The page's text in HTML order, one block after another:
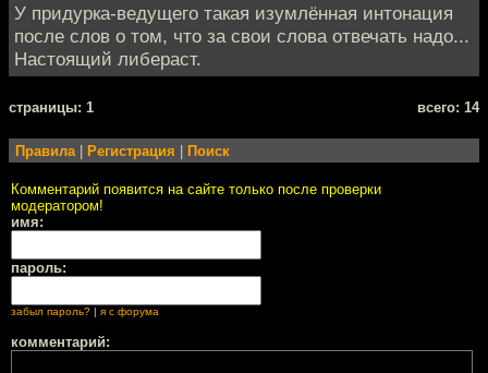
У придурка-ведущего такая изумлённая интонация
после слов о том, что за свои слова отвечать надо...
Настоящий либераст.
cтраницы: 1 всего: 14
Правила Регистрация Поиск
Комментарий появится на сайте только после проверки
модератором!
имя:
пароль:
забыл пароль? | я с форума
комментарий: